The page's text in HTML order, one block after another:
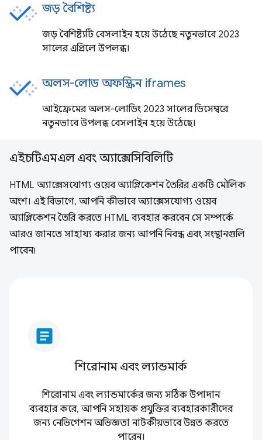
জড় বৈশিষ্ট্য
জড় বৈশিষ্ট্যটি বেসলাইন হয়ে উঠেছে নতুনভাবে 2023
সালের এপ্রিলে উপলব্ধ।
অলস-লোড অফস্ক্রিন iframes
আইফ্রেমের অলস-লোডিং 2023 সালের ডিসেম্বরে
নতুনভাবে উপলব্ধ বেসলাইন হয়ে উঠেছে।
এইচটিএমএল এবং অ্যাক্সেসিবিলিটি
HTML অ্যাক্সেসযোগ্য ওয়েব অ্যাপ্লিকেশন তৈরির একটি মৌলিক
অংশ। এই বিভাগে, আপনি কীভাবে অ্যাক্সেসযোগ্য ওয়েব
অ্যাপ্লিকেশন তৈরি করতে HTML ব্যবহার করবেন সে সম্পর্কে
আরও জানতে সাহায্য করার জন্য আপনি নিবন্ধ এবং সংস্থানগুলি
পাবেন৷
article
শিরোনাম এবং ল্যান্ডমার্ক
শিরোনাম এবং ল্যান্ডমার্কের জন্য সঠিক উপাদান
ব্যবহার করে, আপনি সহায়ক প্রযুক্তির ব্যবহারকারীদের
জন্য নেভিগেশন অভিজ্ঞতা নাটকীয়ভাবে উন্নত করতে
পারেন।